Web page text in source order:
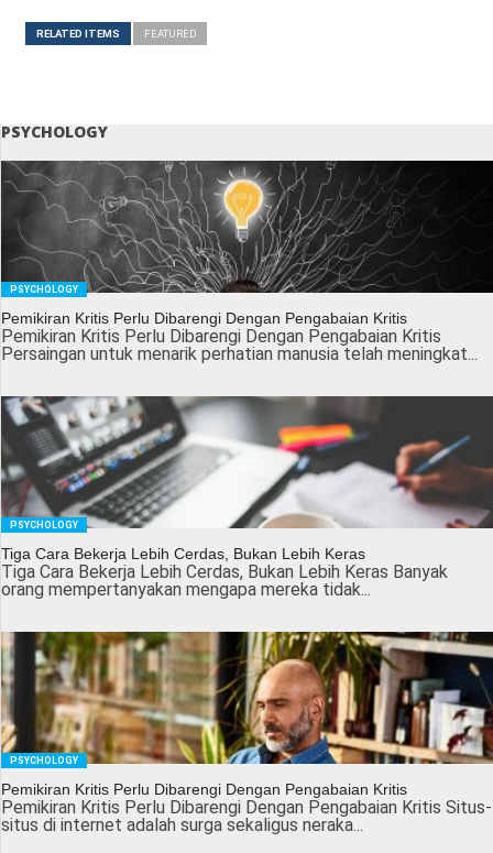
RELATED ITEMS FEATURED
PSYCHOLOGY
PSYCHOLOGY
Pemikiran Kritis Perlu Dibarengi Dengan Pengabaian Kritis
Pemikiran Kritis Perlu Dibarengi Dengan Pengabaian Kritis
Persaingan untuk menarik perhatian manusia telah meningkat...
PSYCHOLOGY
Tiga Cara Bekerja Lebih Cerdas, Bukan Lebih Keras
Tiga Cara Bekerja Lebih Cerdas, Bukan Lebih Keras Banyak
orang mempertanyakan mengapa mereka tidak...
PSYCHOLOGY
Pemikiran Kritis Perlu Dibarengi Dengan Pengabaian Kritis
Pemikiran Kritis Perlu Dibarengi Dengan Pengabaian Kritis Situs-
situs di internet adalah surga sekaligus neraka...